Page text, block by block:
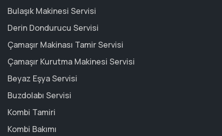
Bulaşık Makinesi Servisi
Derin Dondurucu Servisi
Çamaşır Makinası Tamir Servisi
Çamaşır Kurutma Makinesi Servisi
Beyaz Eşya Servisi
Buzdolabı Servisi
Kombi Tamiri
Kombi Bakımı